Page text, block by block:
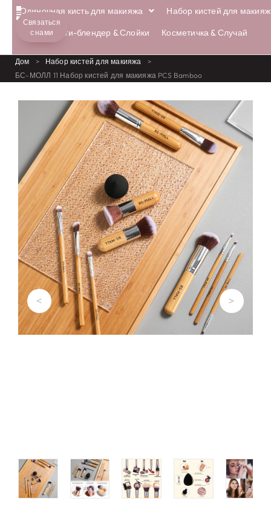
Связаться
с нами
Одиночная кисть для макияжа
Набор кистей для
Бьюти-блендер & Слойки
Косметичка & Случай
Дом > Набор кистей для макияжа
>
БС-МОЛЛ 11 Набор кистей для макияжа PCS Bamboo
< >